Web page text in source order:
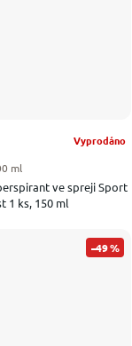
ve spreji Sport
1 ks, 150 ml
Vyprodáno
ml
–49 %